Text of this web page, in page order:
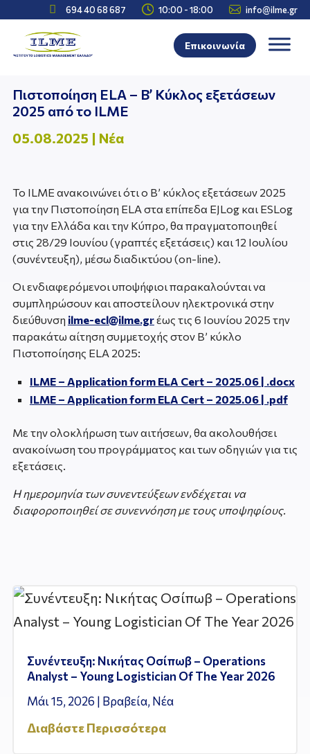
 694 40 68 687  10:00 - 18:00  info@ilme.gr
Επικοινωνία
Πιστοποίηση ELA – B’ Κύκλος εξετάσεων
2025 από το ILME
05.08.2025 | Νέα
To ILME ανακοινώνει ότι ο Β’ κύκλος εξετάσεων 2025
για την Πιστοποίηση ELA στα επίπεδα EJLog και ESLog
για την Ελλάδα και την Κύπρο, θα πραγματοποιηθεί
στις 28/29 Ιουνίου (γραπτές εξετάσεις) και 12 Ιουλίου
(συνέντευξη), μέσω διαδικτύου (on-line).
Οι ενδιαφερόμενοι υποψήφιοι παρακαλούνται να
συμπληρώσουν και αποστείλουν ηλεκτρονικά στην
διεύθυνση ilme-ecl@ilme.grέως τις 6 Ιουνίου 2025 την
παρακάτω αίτηση συμμετοχής στον Β’ κύκλο
Πιστοποίησης ELA 2025:
ILME – Application form ELA Cert – 2025.06 | .docx
ILME – Application form ELA Cert – 2025.06 | .pdf
Με την ολοκλήρωση των αιτήσεων, θα ακολουθήσει
ανακοίνωση του προγράμματος και των οδηγιών για τις
εξετάσεις.
Η ημερομηνία των συνεντεύξεων ενδέχεται να
διαφοροποιηθεί σε συνεννόηση με τους υποψηφίους.
Συνέντευξη: Νικήτας Οσίπωβ – Operations
Analyst – Young Logistician Of The Year 2026
Μάι 15, 2026 | Βραβεία, Νέα
Διαβάστε Περισσότερα